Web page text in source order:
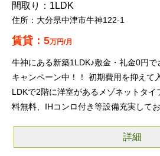
1LDK
大分県中津市牛神122-1
5万円/月
牛神にある新築1LDK♪敷金・礼金0円
キャンペーン中！！ 初期費用を抑えて
LDKで2階に洋室があるメゾネットタイ
料無料、IHコンロ付き等設備充実してお
詳細